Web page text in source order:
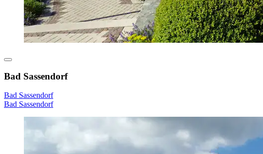
Bad Sassendorf
Bad Sassendorf
Bad Sassendorf